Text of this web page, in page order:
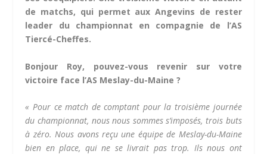
de matchs, qui permet aux Angevins de rester
leader du championnat en compagnie de l’AS
Tiercé-Cheffes.
Bonjour Roy, pouvez-vous revenir sur votre
victoire face l’AS Meslay-du-Maine ?
« Pour ce match de comptant pour la troisième journée
du championnat, nous nous sommes s’imposés, trois buts
à zéro. Nous avons reçu une équipe de Meslay-du-Maine
bien en place, qui ne se livrait pas trop. Ils nous ont